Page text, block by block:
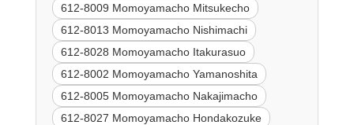
612-8009 Momoyamacho Mitsukecho
612-8013 Momoyamacho Nishimachi
612-8028 Momoyamacho Itakurasuo
612-8002 Momoyamacho Yamanoshita
612-8005 Momoyamacho Nakajimacho
612-8027 Momoyamacho Hondakozuke